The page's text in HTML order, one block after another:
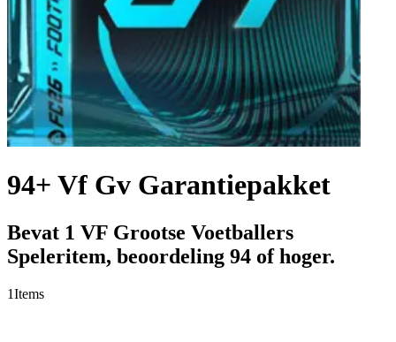
94+ Vf Gv Garantiepakket
Bevat 1 VF Grootse Voetballers
Speleritem, beoordeling 94 of hoger.
1Items